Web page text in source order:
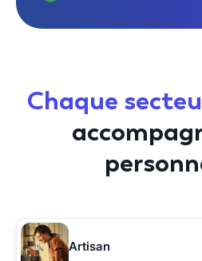
Chaque
Artisan